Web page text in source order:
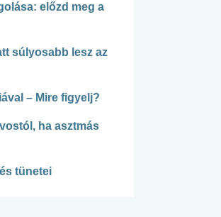
előzd meg a
súlyosabb lesz az
– Mire figyelj?
ha asztmás
tünetei